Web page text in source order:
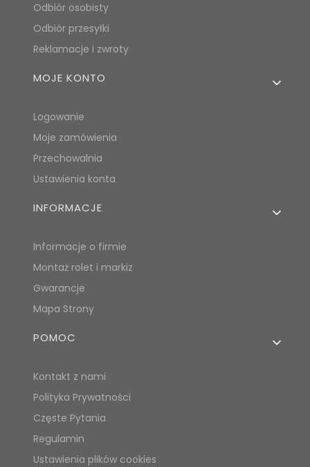
Odbiór osobisty
Odbiór przesyłki
Reklamacje i zwroty
MOJE KONTO
Logowanie
Moje zamówienia
Przechowalnia
Ustawienia konta
INFORMACJE
Informacje o firmie
Montaż rolet i markiz
Gwarancje
Mapa Strony
POMOC
Kontakt z nami
Polityka Prywatności
Częste Pytania
Regulamin
Ustawienia plików cookies